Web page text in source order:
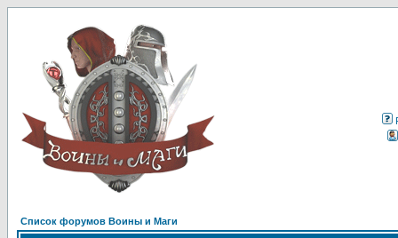
Список форумов Воины и Маги